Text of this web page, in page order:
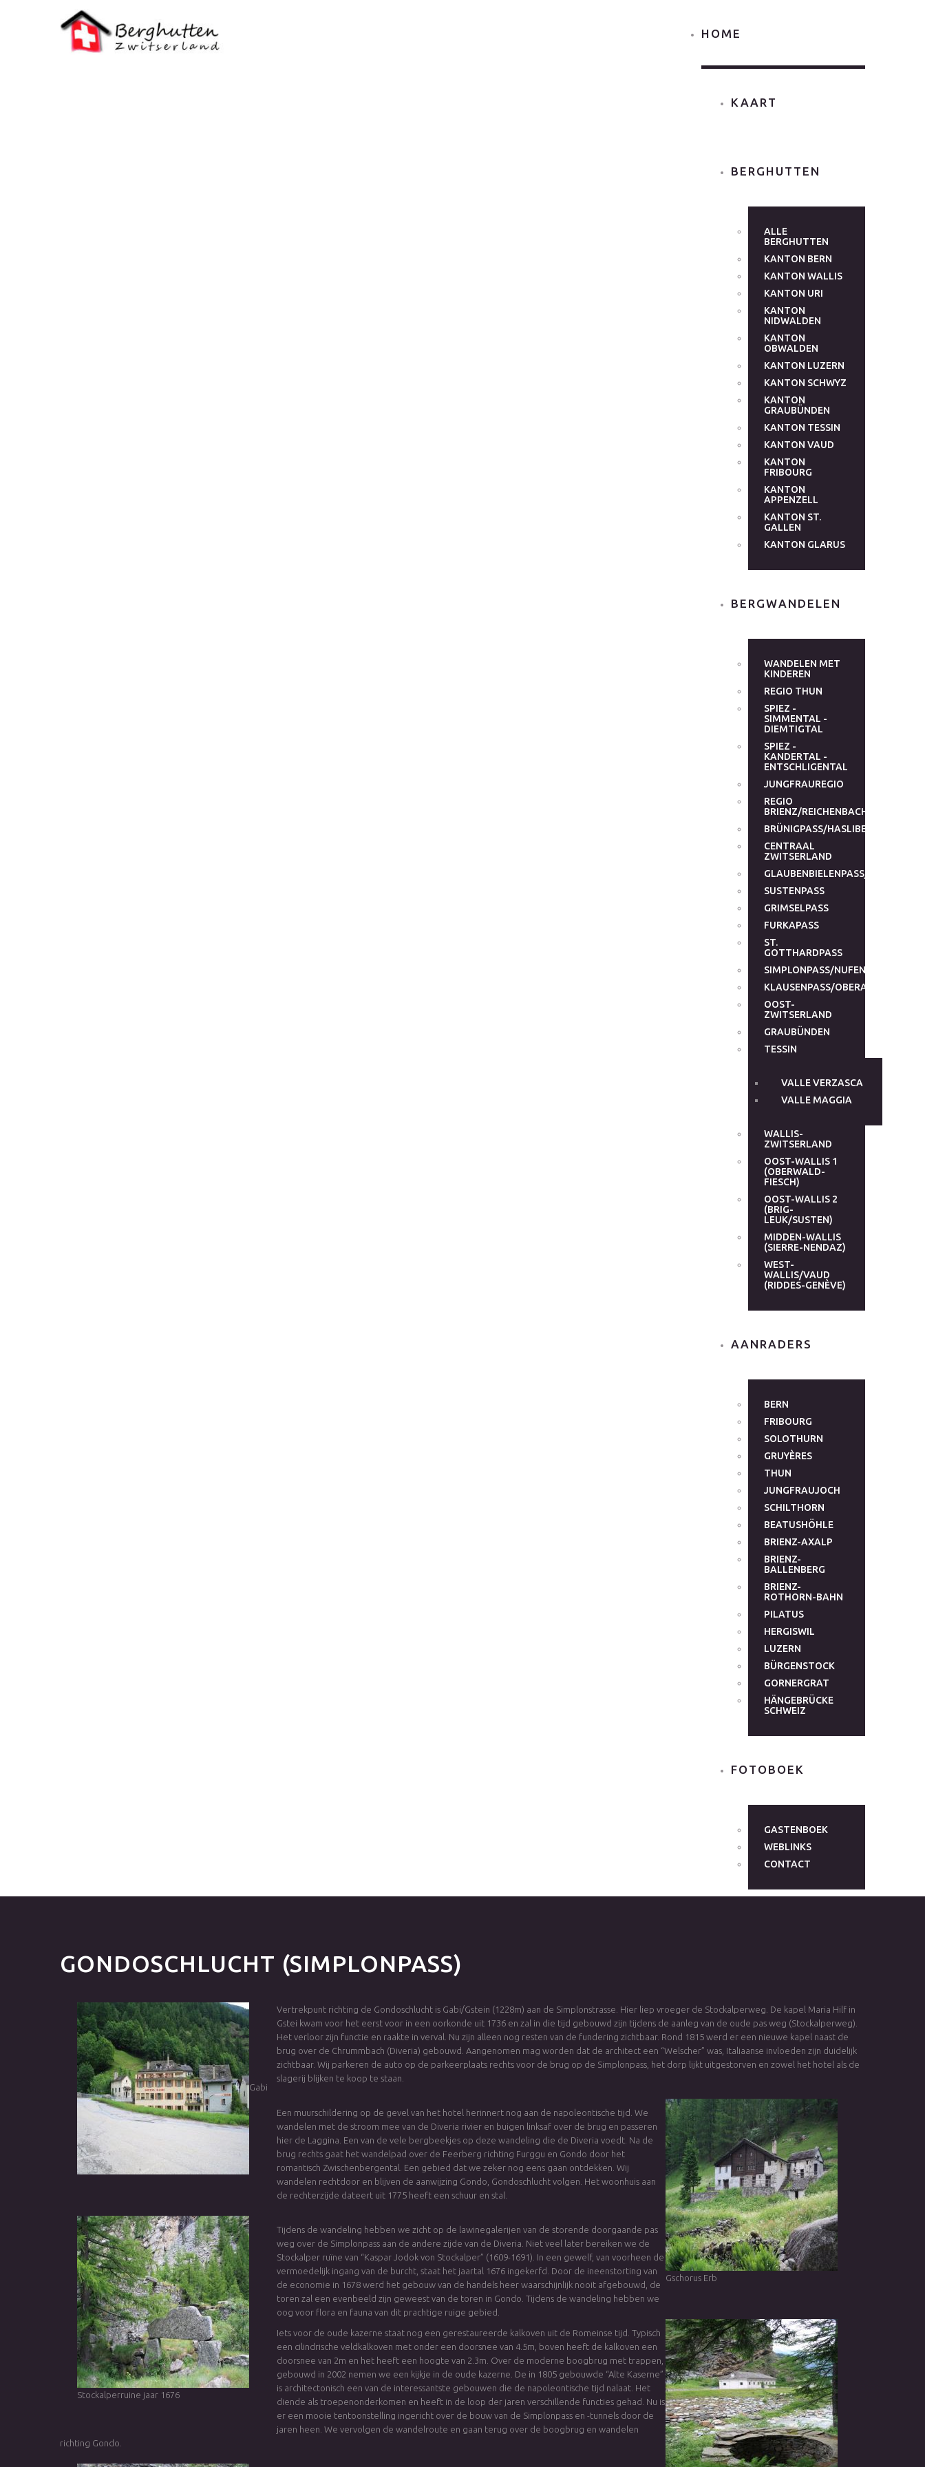
HOME
KAART
BERGHUTTEN
ALLE
BERGHUTTEN
KANTON BERN
KANTON WALLIS
KANTON URI
KANTON
NIDWALDEN
KANTON
OBWALDEN
KANTON LUZERN
KANTON SCHWYZ
KANTON
GRAUBÜNDEN
KANTON TESSIN
KANTON VAUD
KANTON
FRIBOURG
KANTON
APPENZELL
KANTON ST.
GALLEN
KANTON GLARUS
BERGWANDELEN
WANDELEN MET
KINDEREN
REGIO THUN
SPIEZ -
SIMMENTAL -
DIEMTIGTAL
SPIEZ -
KANDERTAL -
ENTSCHLIGENTAL
JUNGFRAUREGIO
REGIO
BRIENZ/REICHENBACHTAL
BRÜNIGPASS/HASLIBERG
CENTRAAL
ZWITSERLAND
GLAUBENBIELENPASS/
SUSTENPASS
GRIMSELPASS
FURKAPASS
ST.
GOTTHARDPASS
SIMPLONPASS/NUFENENPASS
KLAUSENPASS/OBERALPPASS
OOST-
ZWITSERLAND
GRAUBÜNDEN
TESSIN
VALLE VERZASCA
VALLE MAGGIA
WALLIS-
ZWITSERLAND
OOST-WALLIS 1
(OBERWALD-
FIESCH)
OOST-WALLIS 2
(BRIG-
LEUK/SUSTEN)
MIDDEN-WALLIS
(SIERRE-NENDAZ)
WEST-
WALLIS/VAUD
(RIDDES-GENÈVE)
AANRADERS
BERN
FRIBOURG
SOLOTHURN
GRUYÈRES
THUN
JUNGFRAUJOCH
SCHILTHORN
BEATUSHÖHLE
BRIENZ-AXALP
BRIENZ-
BALLENBERG
BRIENZ-
ROTHORN-BAHN
PILATUS
HERGISWIL
LUZERN
BÜRGENSTOCK
GORNERGRAT
HÄNGEBRÜCKE
SCHWEIZ
FOTOBOEK
GASTENBOEK
WEBLINKS
CONTACT
GONDOSCHLUCHT (SIMPLONPASS)
Gabi
Vertrekpunt richting de Gondoschlucht is Gabi/Gstein (1228m) aan de Simplonstrasse. Hier liep vroeger de Stockalperweg. De kapel Maria Hilf in
Gstei kwam voor het eerst voor in een oorkonde uit 1736 en zal in die tijd gebouwd zijn tijdens de aanleg van de oude pas weg (Stockalperweg).
Het verloor zijn functie en raakte in verval. Nu zijn alleen nog resten van de fundering zichtbaar. Rond 1815 werd er een nieuwe kapel naast de
brug over de Chrummbach (Diveria) gebouwd. Aangenomen mag worden dat de architect een “Welscher” was, Italiaanse invloeden zijn duidelijk
zichtbaar. Wij parkeren de auto op de parkeerplaats rechts voor de brug op de Simplonpass, het dorp lijkt uitgestorven en zowel het hotel als de
slagerij blijken te koop te staan.
Gschorus Erb
Een muurschildering op de gevel van het hotel herinnert nog aan de napoleontische tijd. We
wandelen met de stroom mee van de Diveria rivier en buigen linksaf over de brug en passeren
hier de Laggina. Een van de vele bergbeekjes op deze wandeling die de Diveria voedt. Na de
brug rechts gaat het wandelpad over de Feerberg richting Furggu en Gondo door het
romantisch Zwischenbergental. Een gebied dat we zeker nog eens gaan ontdekken. Wij
wandelen rechtdoor en blijven de aanwijzing Gondo, Gondoschlucht volgen. Het woonhuis aan
de rechterzijde dateert uit 1775 heeft een schuur en stal.
Stockalperruine jaar 1676
Tijdens de wandeling hebben we zicht op de lawinegalerijen van de storende doorgaande pas
weg over de Simplonpass aan de andere zijde van de Diveria. Niet veel later bereiken we de
Stockalper ruïne van “Kaspar Jodok von Stockalper” (1609-1691). In een gewelf, van voorheen de
vermoedelijk ingang van de burcht, staat het jaartal 1676 ingekerfd. Door de ineenstorting van
de economie in 1678 werd het gebouw van de handels heer waarschijnlijk nooit afgebouwd, de
toren zal een evenbeeld zijn geweest van de toren in Gondo. Tijdens de wandeling hebben we
oog voor flora en fauna van dit prachtige ruige gebied.
Iets voor de oude kazerne staat nog een gerestaureerde kalkoven uit de Romeinse tijd. Typisch
een cilindrische veldkalkoven met onder een doorsnee van 4.5m, boven heeft de kalkoven een
doorsnee van 2m en het heeft een hoogte van 2.3m. Over de moderne boogbrug met trappen,
gebouwd in 2002 nemen we een kijkje in de oude kazerne. De in 1805 gebouwde “Alte Kaserne”
is architectonisch een van de interessantste gebouwen die de napoleontische tijd nalaat. Het
diende als troepenonderkomen en heeft in de loop der jaren verschillende functies gehad. Nu is
er een mooie tentoonstelling ingericht over de bouw van de Simplonpass en -tunnels door de
jaren heen. We vervolgen de wandelroute en gaan terug over de boogbrug en wandelen
richting Gondo.